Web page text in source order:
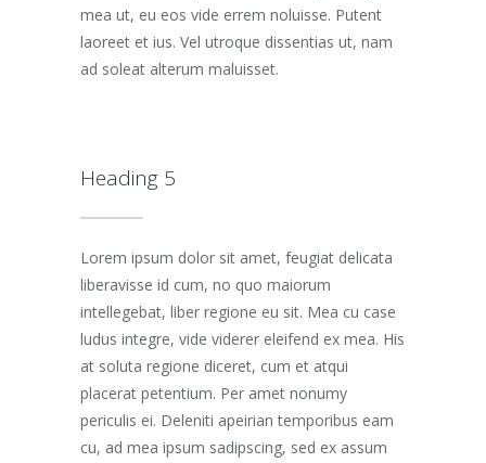
mea ut, eu eos vide errem noluisse. Putent
laoreet et ius. Vel utroque dissentias ut, nam
ad soleat alterum maluisset.
Heading 5
Lorem ipsum dolor sit amet, feugiat delicata
liberavisse id cum, no quo maiorum
intellegebat, liber regione eu sit. Mea cu case
ludus integre, vide viderer eleifend ex mea. His
at soluta regione diceret, cum et atqui
placerat petentium. Per amet nonumy
periculis ei. Deleniti apeirian temporibus eam
cu, ad mea ipsum sadipscing, sed ex assum